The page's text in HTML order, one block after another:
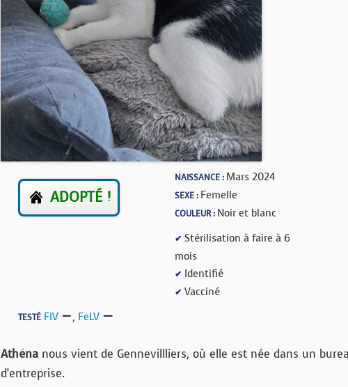
ADOPTÉ !
NAISSANCE : Mars 2024
SEXE : Femelle
COULEUR : Noir et blanc
✔ Stérilisation à faire à 6
mois
✔ Identifié
✔ Vacciné
TESTÉ FIV , FeLV
Athéna nous vient de Gennevillliers, où elle est née dans un
d’entreprise.